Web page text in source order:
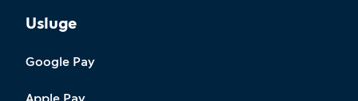
Usluge
Google Pay
Apple Pay